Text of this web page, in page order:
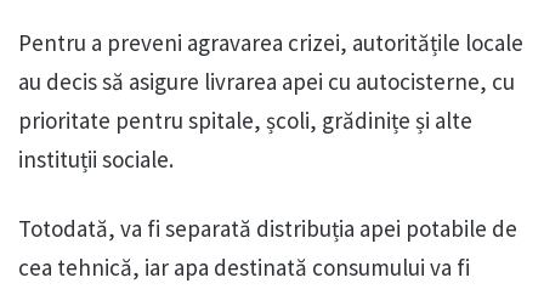
Pentru a preveni agravarea crizei, autoritățile locale
au decis să asigure livrarea apei cu autocisterne, cu
prioritate pentru spitale, școli, grădinițe și alte
instituții sociale.
Totodată, va fi separată distribuția apei potabile de
cea tehnică, iar apa destinată consumului va fi